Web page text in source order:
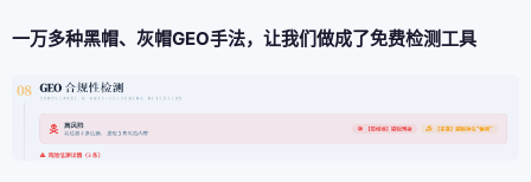
一万多种黑帽、灰帽GEO手法，让我们做成了免费检测工具